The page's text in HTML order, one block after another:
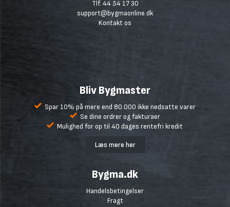
Tlf. 44 54 17 30
support@bygmaonline.dk
Kontakt os
Bliv Bygmaster
Spar 10% på mere end 80.000 ikke nedsatte varer
Se dine ordrer og fakturaer
Mulighed for op til 40 dages rentefri kredit
Læs mere her
Bygma.dk
Handelsbetingelser
Fragt